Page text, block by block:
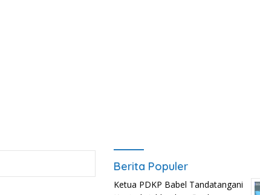
Berita Populer
Ketua PDKP Babel Tandatangani